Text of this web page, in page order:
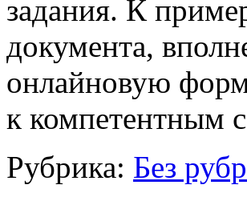
задания. К
документа,
онлайновую
к компетентным
Рубрика: Без